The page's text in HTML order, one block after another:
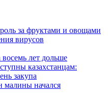
за фруктами и овощами
вирусов
лет дольше
казахстанцам:
закупа
малины начался